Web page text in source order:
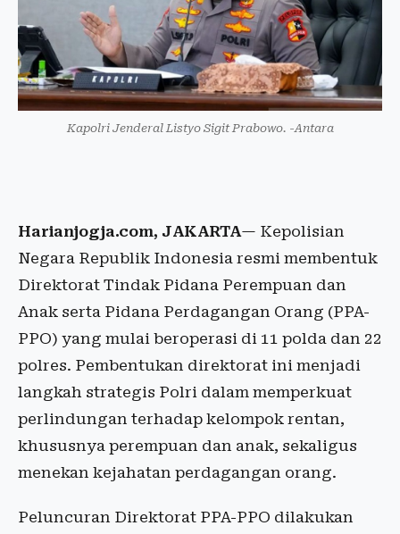
Kapolri Jenderal Listyo Sigit Prabowo. -Antara
Harianjogja.com, JAKARTA— Kepolisian
Negara Republik Indonesia resmi membentuk
Direktorat Tindak Pidana Perempuan dan
Anak serta Pidana Perdagangan Orang (PPA-
PPO) yang mulai beroperasi di 11 polda dan 22
polres. Pembentukan direktorat ini menjadi
langkah strategis Polri dalam memperkuat
perlindungan terhadap kelompok rentan,
khususnya perempuan dan anak, sekaligus
menekan kejahatan perdagangan orang.
Peluncuran Direktorat PPA-PPO dilakukan